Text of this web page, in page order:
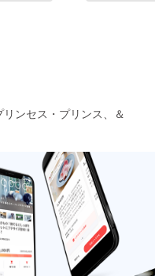
ンセス・プリンス、＆